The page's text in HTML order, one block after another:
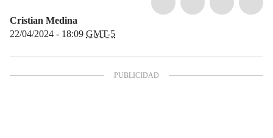
Cristian Medina
22/04/2024 - 18:09 GMT-5